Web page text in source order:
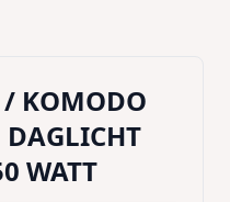
/ KOMODO
WATT